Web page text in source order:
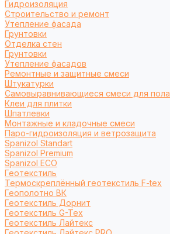
Гидроизоляция
Строительство и ремонт
Утепление фасада
Грунтовки
Отделка стен
Грунтовки
Утепление фасадов
Ремонтные и защитные смеси
Штукатурки
Самовыравнивающиеся смеси для пола
Клеи для плитки
Шпатлевки
Монтажные и кладочные смеси
Паро-гидроизоляция и ветрозащита
Spanizol Standart
Spanizol Premium
Spanizol ECO
Геотекстиль
Термоскреплённый геотекстиль F-tex
Геополотно ВК
Геотекстиль Дорнит
Геотекстиль G-Tex
Геотекстиль Лайтекс